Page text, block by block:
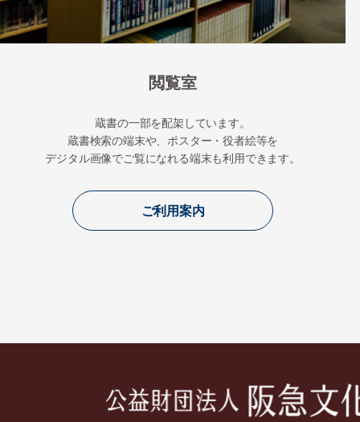
閲覧室
蔵書の一部を配架しています。
蔵書検索の端末や、ポスター・役者絵等を
デジタル画像でご覧になれる端末も利用できます。
ご利用案内